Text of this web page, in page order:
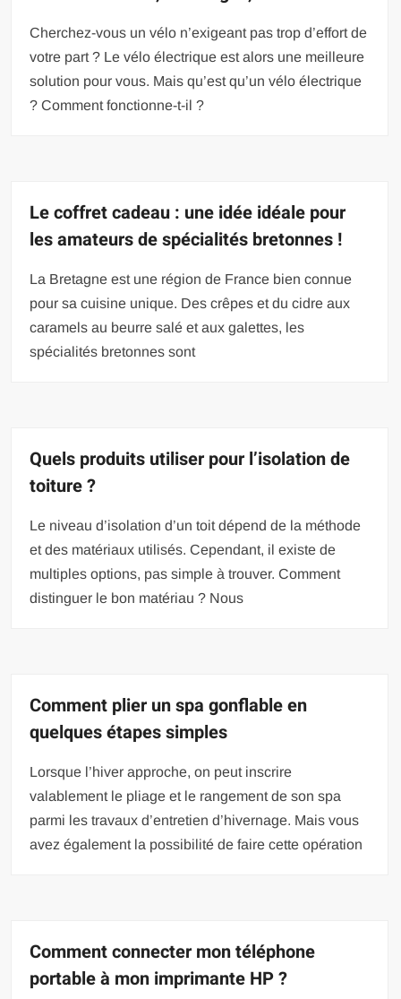
Cherchez-vous un vélo n’exigeant pas trop d’effort de
votre part ? Le vélo électrique est alors une meilleure
solution pour vous. Mais qu’est qu’un vélo électrique
? Comment fonctionne-t-il ?
Le coffret cadeau : une idée idéale pour
les amateurs de spécialités bretonnes !
La Bretagne est une région de France bien connue
pour sa cuisine unique. Des crêpes et du cidre aux
caramels au beurre salé et aux galettes, les
spécialités bretonnes sont
Quels produits utiliser pour l’isolation de
toiture ?
Le niveau d’isolation d’un toit dépend de la méthode
et des matériaux utilisés. Cependant, il existe de
multiples options, pas simple à trouver. Comment
distinguer le bon matériau ? Nous
Comment plier un spa gonflable en
quelques étapes simples
Lorsque l’hiver approche, on peut inscrire
valablement le pliage et le rangement de son spa
parmi les travaux d’entretien d’hivernage. Mais vous
avez également la possibilité de faire cette opération
Comment connecter mon téléphone
portable à mon imprimante HP ?